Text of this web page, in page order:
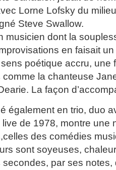
Lorne Lofsky du
Steve Swallow.
musicien dont la
en faisait
poétique accru, une
la chanteuse
La façon
également en trio, duo
de 1978, montre une
des comédies
sont soyeuses,
secondes, par ses